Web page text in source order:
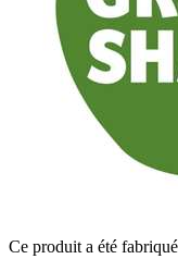
Ce produit a été